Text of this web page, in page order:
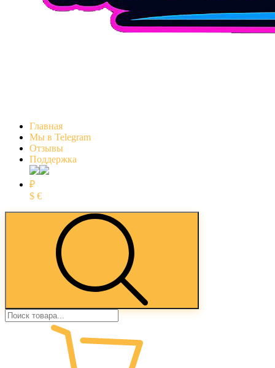
Главная
Мы в Telegram
Отзывы
Поддержка
₽
$ €